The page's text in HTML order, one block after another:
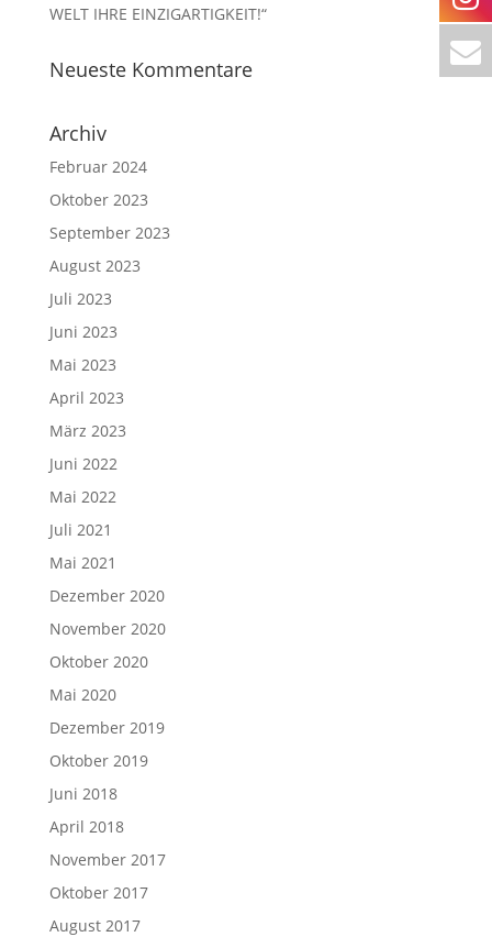
WELT IHRE EINZIGARTIGKEIT!“
Neueste Kommentare
Archiv
Februar 2024
Oktober 2023
September 2023
August 2023
Juli 2023
Juni 2023
Mai 2023
April 2023
März 2023
Juni 2022
Mai 2022
Juli 2021
Mai 2021
Dezember 2020
November 2020
Oktober 2020
Mai 2020
Dezember 2019
Oktober 2019
Juni 2018
April 2018
November 2017
Oktober 2017
August 2017